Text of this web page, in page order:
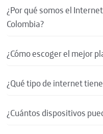
¿Por qué somos el
Colombia?
¿Cómo escoger el mejor
¿Qué tipo de internet
¿Cuántos dispositivos